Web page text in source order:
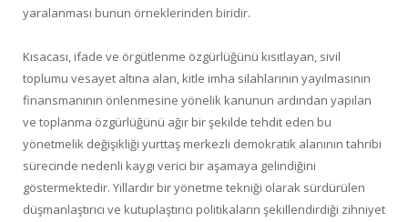
yaralanması bunun örneklerinden biridir.
Kısacası, ifade ve örgütlenme özgürlüğünü kısıtlayan, sivil
toplumu vesayet altına alan, kitle imha silahlarının yayılmasının
finansmanının önlenmesine yönelik kanunun ardından yapılan
ve toplanma özgürlüğünü ağır bir şekilde tehdit eden bu
yönetmelik değişikliği yurttaş merkezli demokratik alanının tahribi
sürecinde nedenli kaygı verici bir aşamaya gelindiğini
göstermektedir. Yıllardır bir yönetme tekniği olarak sürdürülen
düşmanlaştırıcı ve kutuplaştırıcı politikaların şekillendirdiği zihniyet